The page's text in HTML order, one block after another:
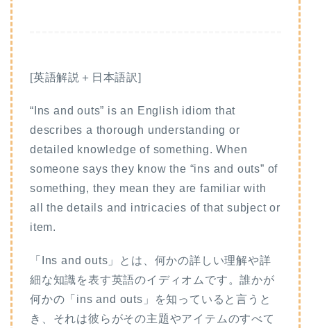
[英語解説＋日本語訳]
“Ins and outs” is an English idiom that
describes a thorough understanding or
detailed knowledge of something. When
someone says they know the “ins and outs” of
something, they mean they are familiar with
all the details and intricacies of that subject or
item.
「Ins and outs」とは、何かの詳しい理解や詳
細な知識を表す英語のイディオムです。誰かが
何かの「ins and outs」を知っていると言うと
き、それは彼らがその主題やアイテムのすべて